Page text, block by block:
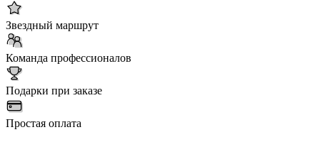
Звездный маршрут
Команда профессионалов
Подарки при заказе
Простая оплата